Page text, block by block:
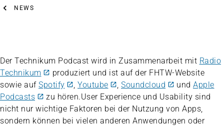
NEWS
Der Technikum Podcast wird in Zusammenarbeit mit Radio
Technikum
produziert und ist auf der FHTW-Website
sowie auf Spotify , Youtube , Soundcloud und Apple
Podcasts
zu hören.User Experience und Usability sind
nicht nur wichtige Faktoren bei der Nutzung von Apps,
sondern können bei vielen anderen Anwendungen oder